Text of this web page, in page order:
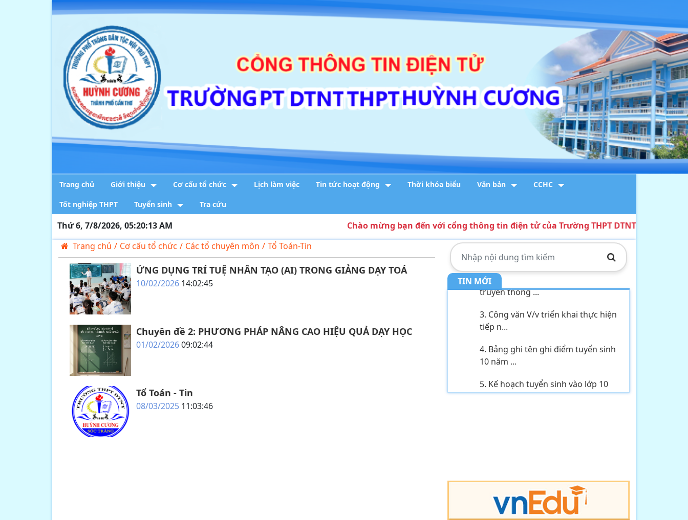
Trang chủ Giới thiệu Cơ cấu tổ chức Lịch làm việc Tin tức hoạt động Thời khóa biểu Văn bản CCHC
Tốt nghiệp THPT Tuyển sinh Tra cứu
Thứ 6, 7/8/2026, 05:20:14 AM
Chào mừng bạn đến với cổng thông tin điện tử của Trường THPT DTNT Huỳnh Cương
Trang chủ / Cơ cấu tổ chức / Các tổ chuyên môn / Tổ Toán-Tin
ỨNG DỤNG TRÍ TUỆ NHÂN TẠO (AI) TRONG GIẢNG DẠY TOÁ
10/02/2026 14:02:45
Chuyên đề 2: PHƯƠNG PHÁP NÂNG CAO HIỆU QUẢ DẠY HỌC
01/02/202609:02:44
Tổ Toán - Tin
08/03/2025 11:03:46
TIN MỚI
2. Kế hoạch Thực hiện mô hình
truyền thông ...
tiếp n...
10 năm ...
năm học 2...
8. CHUYÊN ĐỀ: NHỊP CẦU HÓA HỌC
KẾT NỐI LÝ T...
9. MỘT SỐ BIỆN PHÁP GIÚP HỌC